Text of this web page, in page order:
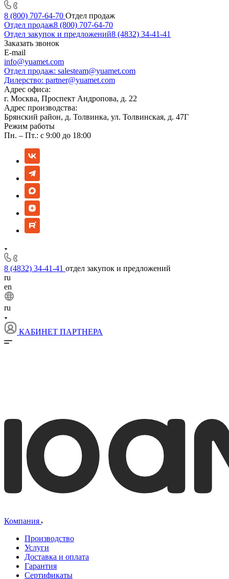
8 (800) 707-64-70 Отдел продаж
Отдел продаж8 (800) 707-64-70
Отдел закупок и предложений8 (4832) 34-41-41
Заказать звонок
E-mail
info@yuamet.com
Отдел продаж: salesteam@yuamet.com
Дилерство: partner@yuamet.com
Адрес офиса:
г. Москва, Проспект Андропова, д. 22
Адрес производства:
Брянский район, д. Толвинка, ул. Толвинская, д. 47Г
Режим работы
Пн. – Пт.: с 9:00 до 18:00
8 (4832) 34-41-41 отдел закупок и предложений
ru
en
ru
КАБИНЕТ ПАРТНЕРА
Компания
Производство
Услуги
Доставка и оплата
Гарантия
Сертификаты